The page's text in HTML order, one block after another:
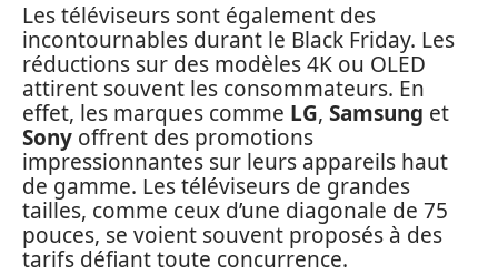
Les téléviseurs sont également des
incontournables durant le Black Friday. Les
réductions sur des modèles 4K ou OLED
attirent souvent les consommateurs. En
effet, les marques comme LG, Samsung et
Sony offrent des promotions
impressionnantes sur leurs appareils haut
de gamme. Les téléviseurs de grandes
tailles, comme ceux d’une diagonale de 75
pouces, se voient souvent proposés à des
tarifs défiant toute concurrence.